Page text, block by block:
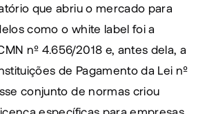
que abriu o mercado para
como o white label foi a
nº 4.656/2018 e, antes dela, a
de Pagamento da Lei nº
conjunto de normas criou
específicas para empresas